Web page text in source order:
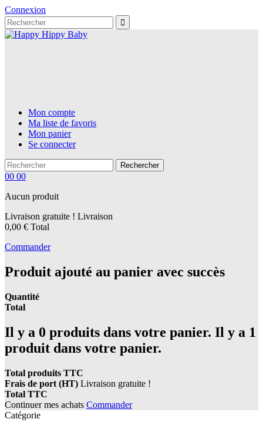
Connexion
Mon compte
Ma liste de favoris
Mon panier
Se connecter
Rechercher
00 00
Aucun produit
Livraison gratuite ! Livraison
0,00 € Total
Commander
Produit ajouté au panier avec succès
Quantité
Total
Il y a 0 produits dans votre panier. Il y a 1
produit dans votre panier.
Total produits TTC
Frais de port (HT) Livraison gratuite !
Total TTC
Continuer mes achats Commander
Catégorie